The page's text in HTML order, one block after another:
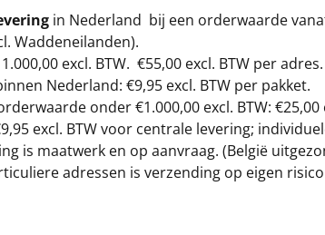
in Nederland bij een orderwaarde
Waddeneilanden).
1.000,00 excl. BTW. €55,00 excl. BTW per adres.
Nederland: €9,95 excl. BTW per pakket.
onder €1.000,00 excl. BTW:
excl. BTW voor centrale levering;
is maatwerk en op aanvraag. (België
adressen is verzending op eigen